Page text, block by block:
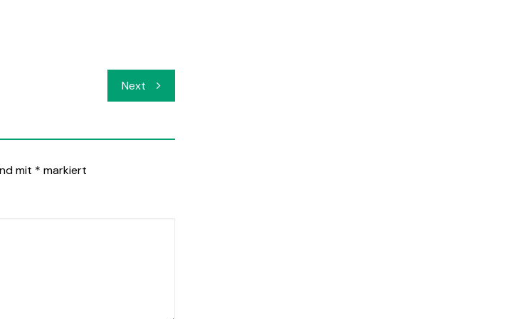
Next
mit * markiert